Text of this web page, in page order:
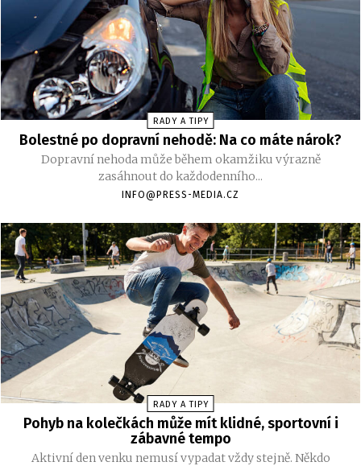
RADY A TIPY
Bolestné po dopravní nehodě: Na co máte nárok?
Dopravní nehoda může během okamžiku výrazně
zasáhnout do každodenního...
INFO@PRESS-MEDIA.CZ
RADY A TIPY
Pohyb na kolečkách může mít klidné, sportovní i
zábavné tempo
Aktivní den venku nemusí vypadat vždy stejně. Někdo